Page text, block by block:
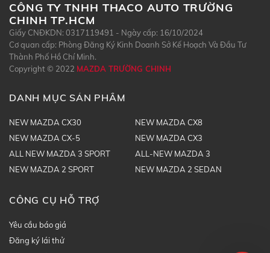
CÔNG TY TNHH THACO AUTO TRƯỜNG
CHINH TP.HCM
Giấy CNĐKDN: 0317119491 - Ngày cấp: 16/10/2024
Cơ quan cấp: Phòng Đăng Ký Kinh Doanh Sở Kế Hoạch Và Đầu Tư
Thành Phố Hồ Chí Minh.
Copyright © 2022 MAZDA TRƯỜNG CHINH
DANH MỤC SẢN PHẨM
NEW MAZDA CX30
NEW MAZDA CX8
NEW MAZDA CX-5
NEW MAZDA CX3
ALL NEW MAZDA 3 SPORT
ALL-NEW MAZDA 3
NEW MAZDA 2 SPORT
NEW MAZDA 2 SEDAN
CÔNG CỤ HỖ TRỢ
Yêu cầu báo giá
Đăng ký lái thử